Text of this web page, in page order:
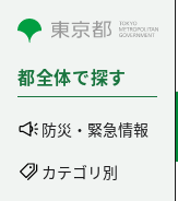
コンテンツにスキップ
都全体で探す
防災・緊急情報
カテゴリ別